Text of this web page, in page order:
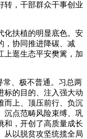
转，干部群众干事创业
扶植的明显底色。安
，协同推进降碳、减
上逛生态平安樊篱，加
、极不普通。习总两
标的目的、注入强大动
而上、顶压前行、负沉
沉点范畴风险束缚、巩
和，开创了高质量成长
从以脱贫攻坚统揽全局